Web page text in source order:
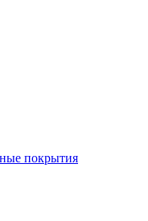
покрытия